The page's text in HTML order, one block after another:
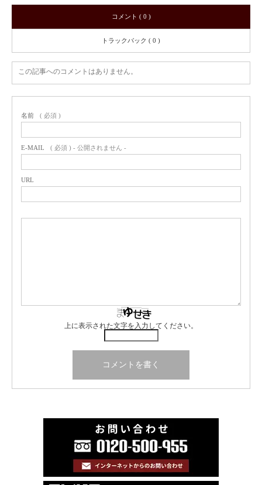
コメント ( 0 )
トラックバック ( 0 )
この記事へのコメントはありません。
名前 ( 必須 )
E-MAIL ( 必須 ) - 公開されません -
URL
上に表示された文字を入力してください。